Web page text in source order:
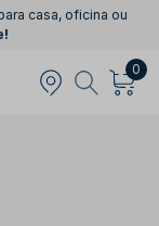
casa, oficina ou
0